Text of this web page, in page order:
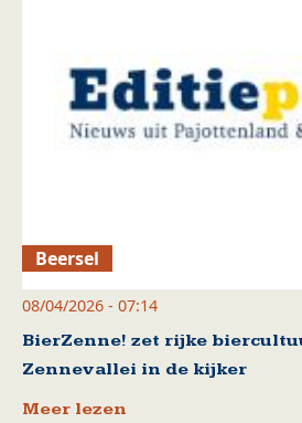
Beersel
08/04/2026 - 07:14
BierZenne! zet rijke
Zennevallei in de kijker
Meer lezen